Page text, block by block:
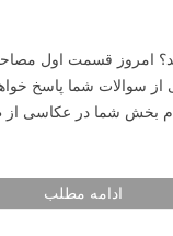
شدن به دنیای عکاسی،
توانند از سوی علاقه
در بین همه این افراد